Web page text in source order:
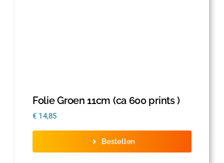
Folie Groen 11cm (ca 600 prints )
€ 14,85
Bestellen